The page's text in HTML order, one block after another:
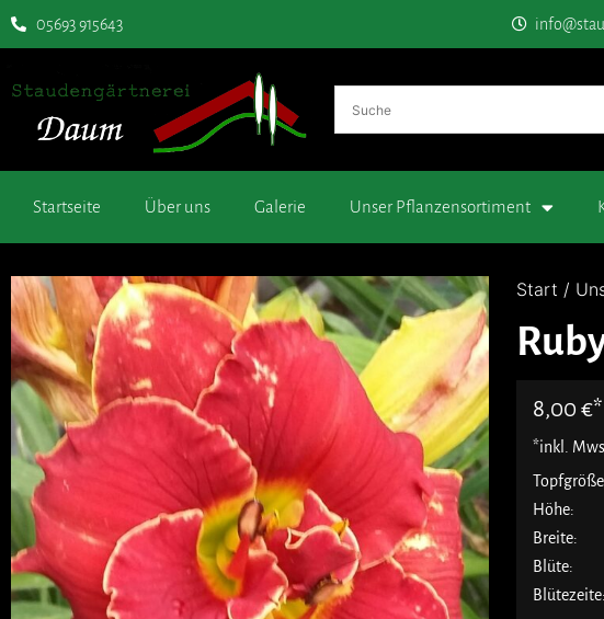
05693 915643
Startseite Über uns Galerie Unser Pflanzensortiment
Start /
8,00 €
*inkl.
Höhe:
Breite:
Blüte:
Blütezeite: